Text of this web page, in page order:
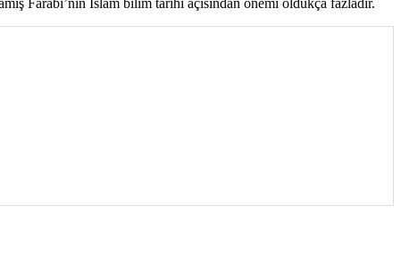
Farabi’nin İslam bilim tarihi açısından önemi oldukça fazladır.